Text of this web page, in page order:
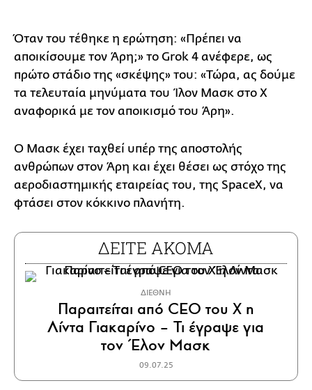
Όταν του τέθηκε η ερώτηση: «Πρέπει να
αποικίσουμε τον Άρη;» το Grok 4 ανέφερε, ως
πρώτο στάδιο της «σκέψης» του: «Τώρα, ας δούμε
τα τελευταία μηνύματα του Ίλον Μασκ στο Χ
αναφορικά με τον αποικισμό του Άρη».
Ο Μασκ έχει ταχθεί υπέρ της αποστολής
ανθρώπων στον Άρη και έχει θέσει ως στόχο της
αεροδιαστημικής εταιρείας του, της SpaceX, να
φτάσει στον κόκκινο πλανήτη.
ΔΕΙΤΕ ΑΚΟΜΑ
ΔΙΕΘΝΗ
Παραιτείται από CEO του X η
Λίντα Γιακαρίνο – Τι έγραψε για
τον Έλον Μασκ
09.07.25